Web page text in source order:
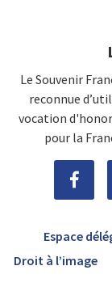
Le Souvenir
reconnue
vocation
pour la
Espace
Droit à l’image